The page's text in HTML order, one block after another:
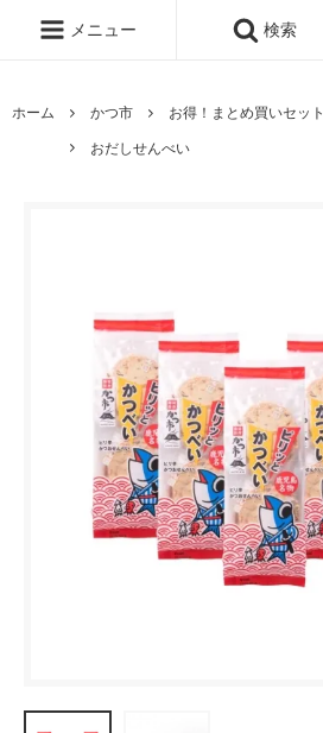
メニュー 検索
ホーム かつ市
お得！まとめ買いセット
おだしせんべい